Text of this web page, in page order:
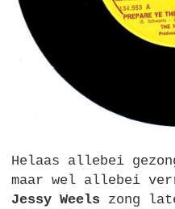
Helaas allebei
maar wel allebei
Jessy Weels zong